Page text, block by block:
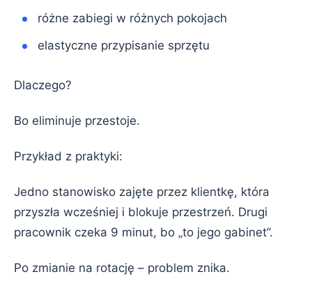
różne zabiegi w różnych pokojach
elastyczne przypisanie sprzętu
Dlaczego?
Bo eliminuje przestoje.
Przykład z praktyki:
Jedno stanowisko zajęte przez klientkę, która
przyszła wcześniej i blokuje przestrzeń. Drugi
pracownik czeka 9 minut, bo „to jego gabinet”.
Po zmianie na rotację – problem znika.